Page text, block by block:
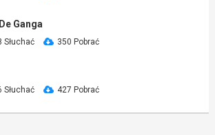
Ganga
Słuchać 350 Pobrać
Słuchać 427 Pobrać